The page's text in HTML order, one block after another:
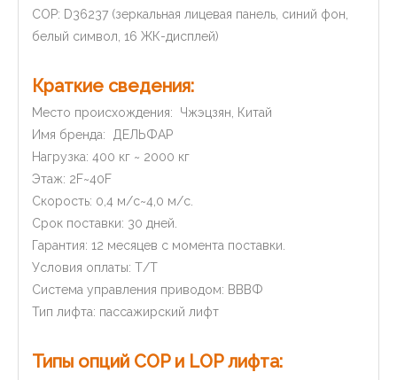
COP: D36237 (зеркальная лицевая панель, синий фон,
белый символ, 16 ЖК-дисплей)
Краткие сведения:
Место происхождения: Чжэцзян, Китай
Имя бренда: ДЕЛЬФАР
Нагрузка: 400 кг ~ 2000 кг
Этаж: 2F~40F
Скорость: 0,4 м/с~4,0 м/с.
Срок поставки: 30 дней.
Гарантия: 12 месяцев с момента поставки.
Условия оплаты: Т/Т
Система управления приводом: ВВВФ
Тип лифта: пассажирский лифт
Типы опций COP и LOP лифта: